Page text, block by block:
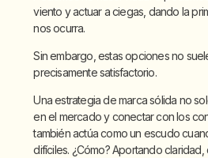
viento y actuar a ciegas, dando la
nos ocurra.
Sin embargo, estas opciones no
precisamente satisfactorio.
Una estrategia de marca sólida no
en el mercado y conectar con los
también actúa como un escudo
difíciles. ¿Cómo? Aportando